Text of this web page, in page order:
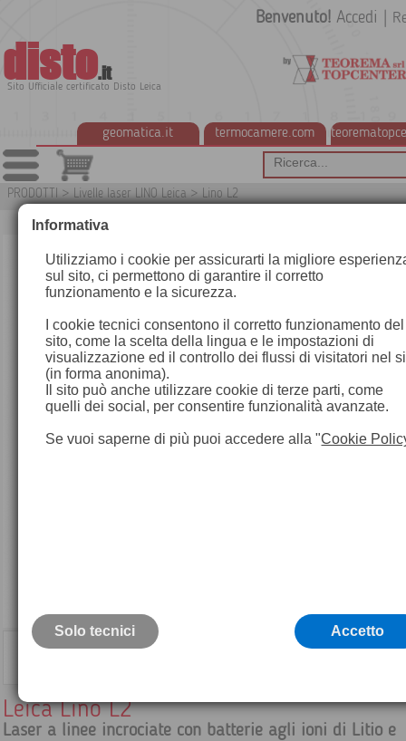
disto.it
Sito Ufficiale certificato Disto Leica
geomatica.it termocamere.com
Benvenuto! Accedi
PRODOTTI > Livelle laser LINO Leica > Lino L2
Leica Lino L2
Laser a linee incrociate con batterie agli ioni di Litio e
Informativa
Utilizziamo i cookie per assicurarti la migliore
sul sito, ci permettono di garantire il corretto
funzionamento e la sicurezza.
I cookie tecnici consentono il corretto funzionamento del
sito, come la scelta della lingua e le impostazioni di
visualizzazione ed il controllo dei flussi di visitatori nel
(in forma anonima).
Il sito può anche utilizzare cookie di terze parti, come
quelli dei social, per consentire funzionalità avanzate.
Se vuoi saperne di più puoi accedere alla "Cookie
Solo tecnici Accetto